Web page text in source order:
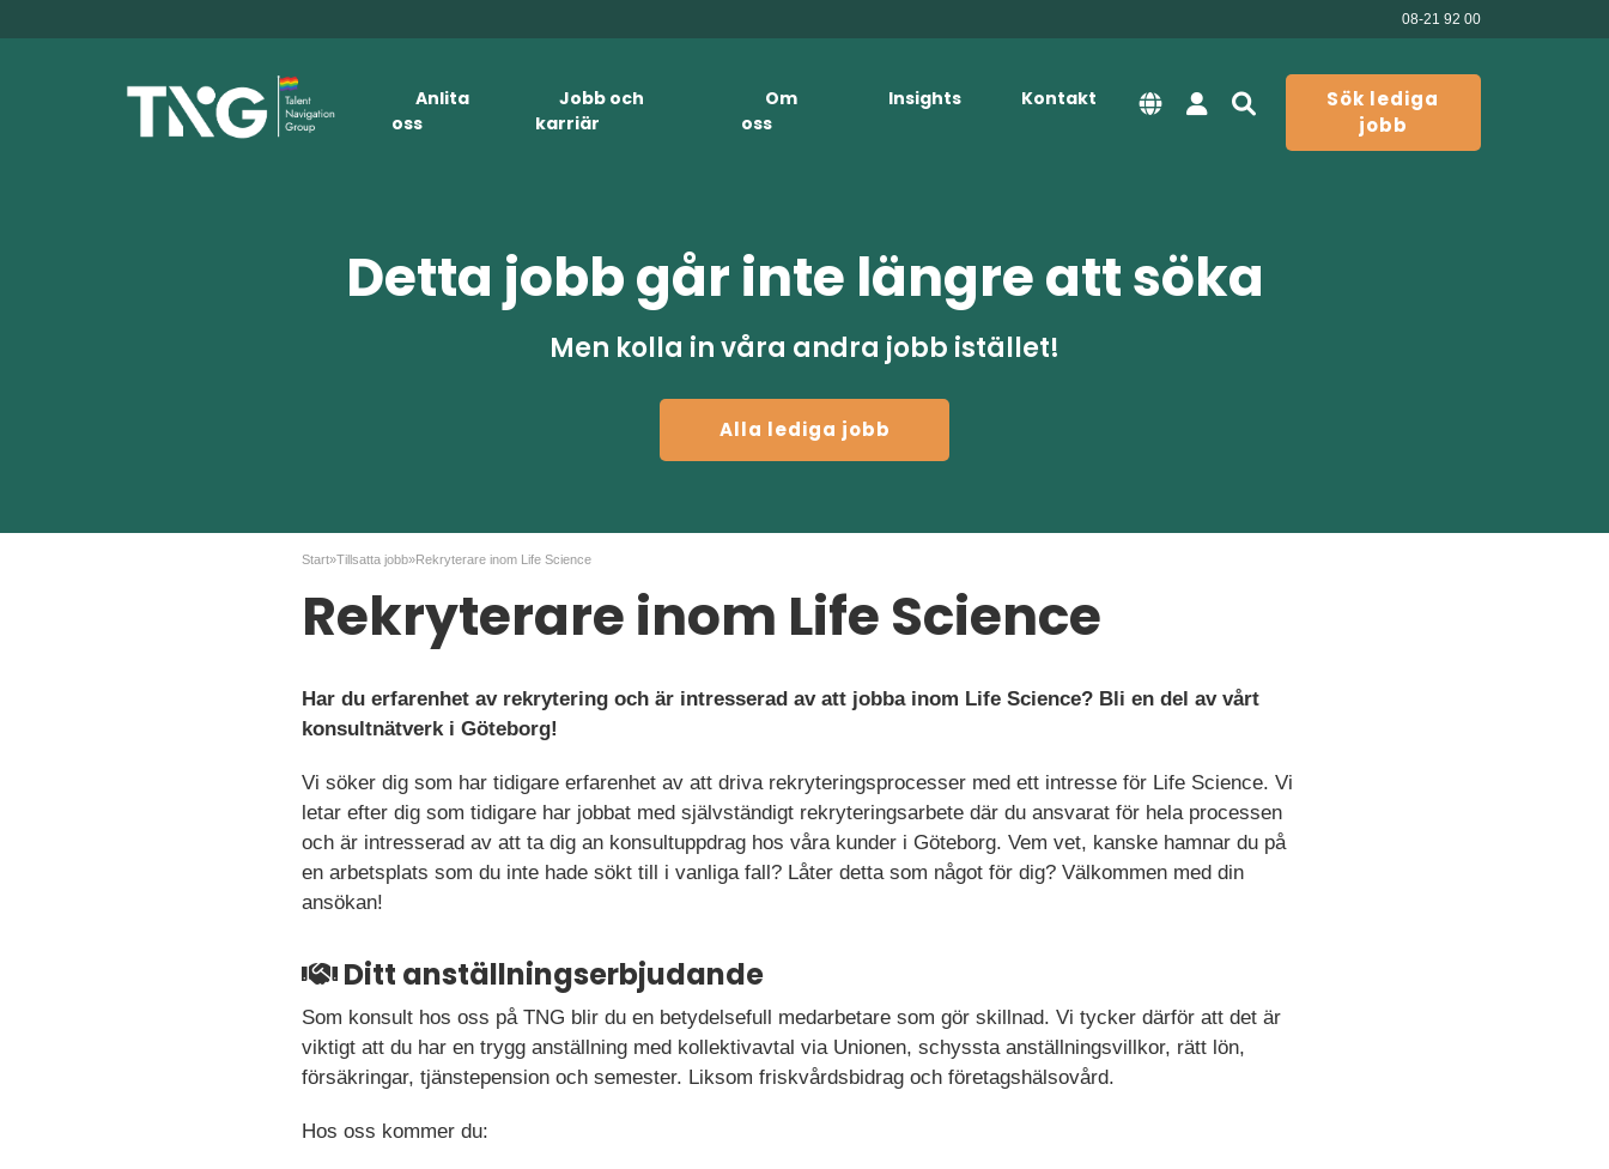
08-21 92 00
Anlita
oss
Jobb och
karriär
Om
oss
Insights Kontakt
Sök lediga
jobb
Detta jobb går inte längre att söka
Men kolla in våra andra jobb istället!
Alla lediga jobb
Start»Tillsatta jobb»Rekryterare inom Life Science
Rekryterare inom Life Science
Har du erfarenhet av rekrytering och är intresserad av att jobba inom Life Science? Bli en del av vårt
konsultnätverk i Göteborg!
Vi söker dig som har tidigare erfarenhet av att driva rekryteringsprocesser med ett intresse för Life Science. Vi
letar efter dig som tidigare har jobbat med självständigt rekryteringsarbete där du ansvarat för hela processen
och är intresserad av att ta dig an konsultuppdrag hos våra kunder i Göteborg. Vem vet, kanske hamnar du på
en arbetsplats som du inte hade sökt till i vanliga fall? Låter detta som något för dig? Välkommen med din
ansökan!
Ditt anställningserbjudande
Som konsult hos oss på TNG blir du en betydelsefull medarbetare som gör skillnad. Vi tycker därför att det är
viktigt att du har en trygg anställning med kollektivavtal via Unionen, schyssta anställningsvillkor, rätt lön,
försäkringar, tjänstepension och semester. Liksom friskvårdsbidrag och företagshälsovård.
Hos oss kommer du: